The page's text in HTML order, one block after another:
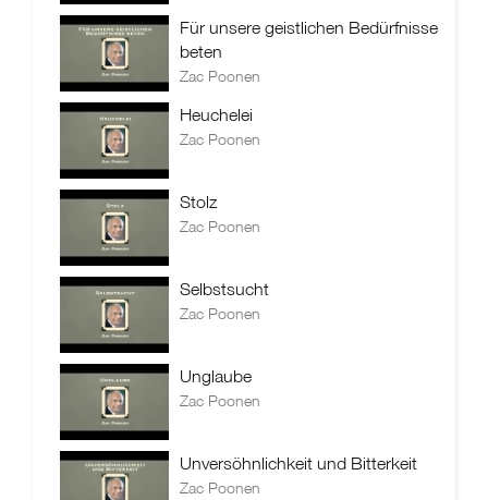
Für unsere geistlichen Bedürfnisse
beten
Zac Poonen
Heuchelei
Zac Poonen
Stolz
Zac Poonen
Selbstsucht
Zac Poonen
Unglaube
Zac Poonen
Unversöhnlichkeit und Bitterkeit
Zac Poonen